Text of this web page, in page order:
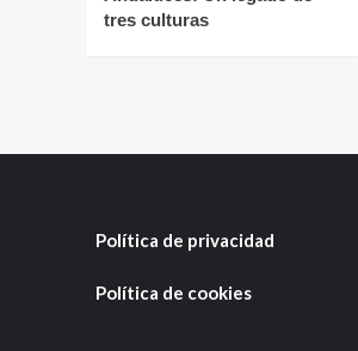
tres culturas
Política de privacidad
Política de cookies